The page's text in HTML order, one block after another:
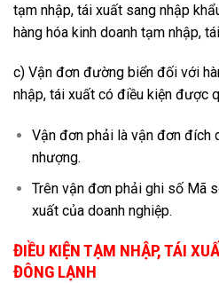
tạm nhập, tái xuất sang nhập
hàng hóa kinh doanh tạm nhập,
c) Vận đơn đường biển đối với
nhập, tái xuất có điều kiện được
Vận đơn phải là vận đơn đích
nhượng.
Trên vận đơn phải ghi số Mã
xuất của doanh nghiệp.
ĐIỀU KIỆN TẠM NHẬP, TÁI
ĐÔNG LẠNH